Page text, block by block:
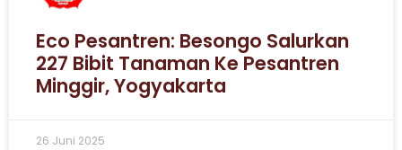
Eco Pesantren: Besongo Salurkan
227 Bibit Tanaman Ke Pesantren
Minggir, Yogyakarta
26 Juni 2025